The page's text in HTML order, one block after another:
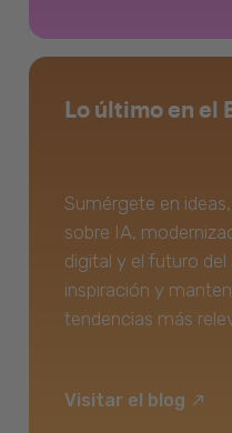
Lo último en el
Sumérgete en
sobre IA,
digital y el futuro del
inspiración y
tendencias más
Visitar el blog